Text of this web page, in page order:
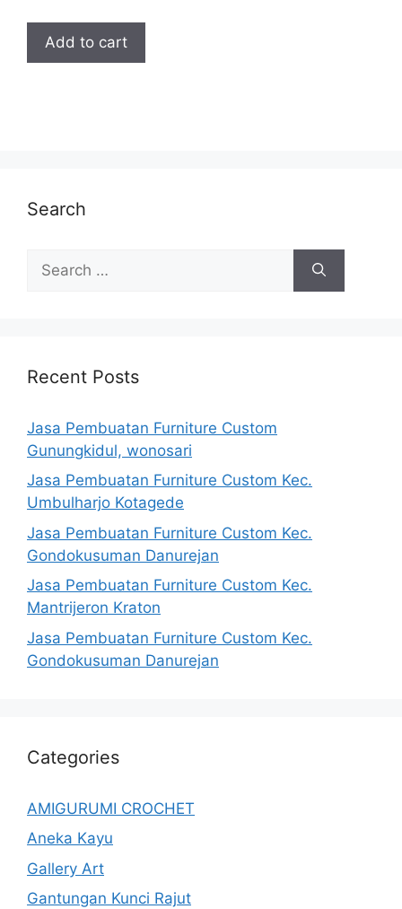
Add to cart
Search
for:
Recent Posts
Jasa Pembuatan Furniture Custom
Gunungkidul, wonosari
Jasa Pembuatan Furniture Custom Kec.
Umbulharjo Kotagede
Jasa Pembuatan Furniture Custom Kec.
Gondokusuman Danurejan
Jasa Pembuatan Furniture Custom Kec.
Mantrijeron Kraton
Jasa Pembuatan Furniture Custom Kec.
Gondokusuman Danurejan
Categories
AMIGURUMI CROCHET
Aneka Kayu
Gallery Art
Gantungan Kunci Rajut